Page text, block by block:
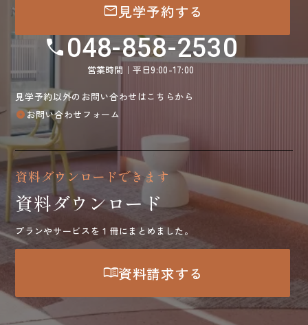
mail 見学予約する
call048-858-2530
営業時間｜平日9:00-17:00
見学予約以外のお問い合わせはこちらから
arrow_circle_rightお問い合わせフォーム
資料ダウンロードできます
資料ダウンロード
プランやサービスを１冊にまとめました。
menu_book資料請求する